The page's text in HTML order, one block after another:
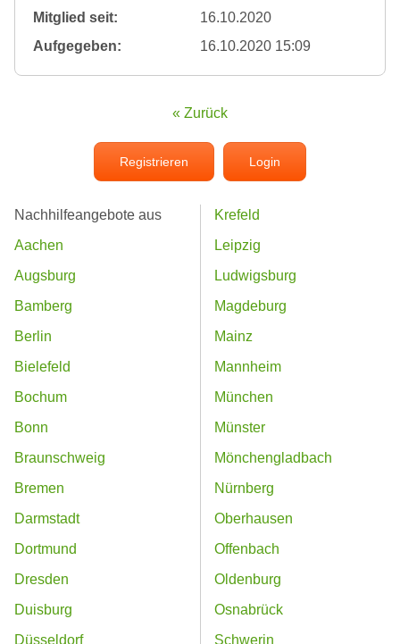
Mitglied seit:
16.10.2020
Aufgegeben:
16.10.2020 15:09
« Zurück
Registrieren Login
Nachhilfeangebote aus
Aachen
Augsburg
Bamberg
Berlin
Bielefeld
Bochum
Bonn
Braunschweig
Bremen
Darmstadt
Dortmund
Dresden
Duisburg
Düsseldorf
Krefeld
Leipzig
Ludwigsburg
Magdeburg
Mainz
Mannheim
München
Münster
Mönchengladbach
Nürnberg
Oberhausen
Offenbach
Oldenburg
Osnabrück
Schwerin